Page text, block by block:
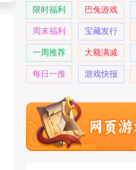
限时福利 巴兔游戏
周末福利 宝藏发行
一周推荐 大额满减
每日一推 游戏快报